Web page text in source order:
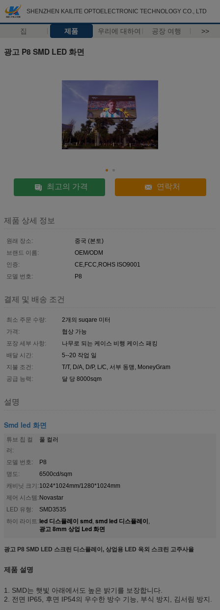
SHENZHEN KAILITE OPTOELECTRONIC TECHNOLOGY CO., LTD
집 제품 우리에 대하여 공장 여행 >>
광고 P8 SMD LED 화면
최고의 가격 연락처
제품 상세 정보
원래 장소:
중국 (본토)
브랜드 이름:
OEM/ODM
인증:
CE,FCC,ROHS ISO9001
모델 번호:
P8
결제 및 배송 조건
최소 주문 수량:
2개의 suqare 미터
가격:
협상 가능
포장 세부 사항:
나무로 되는 케이스 비행 케이스 패킹
배달 시간:
5--20 작업 일
지불 조건:
T/T, D/A, D/P, L/C, 서부 동맹, MoneyGram
공급 능력:
달 당 8000sqm
설명
Smd led 화면
튜브 칩 컬
러:
풀 컬러
모델 번호:
P8
명도:
6500cd/sqm
캐비닛 크기: 1024*1024mm/1280*1024mm
제어 시스템: Novastar
LED 유형:
SMD3535
하이 라이트:led 디스플레이 smd, smd led 디스플레이,
광고 8mm 상업 Led 화면
광고 P8 SMD LED 스크린 디스플레이, 상업용 LED 옥외 스크린 고주사율
제품 설명
1. SMD는 햇빛 아래에서도 높은 밝기를 보장합니다.
2. 전면 IP65, 후면 IP54의 우수한 방수 기능, 부식 방지, 김서림 방지.